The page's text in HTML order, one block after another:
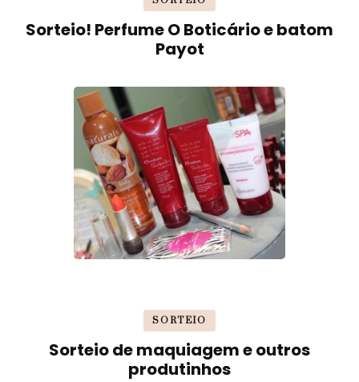
Sorteio! Perfume O Boticário e batom
Payot
SORTEIO
Sorteio de maquiagem e outros
produtinhos